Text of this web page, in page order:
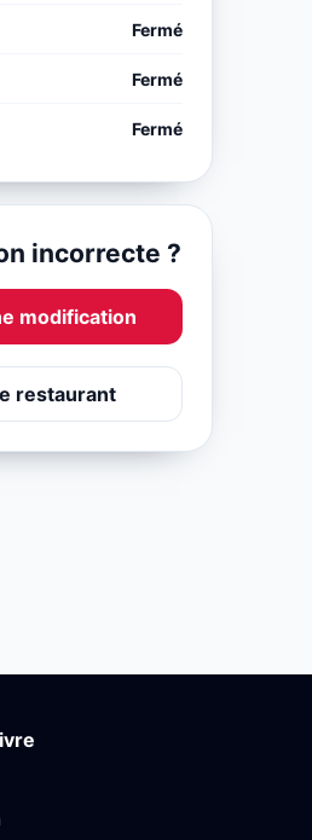
Fermé
Fermé
Fermé
incorrecte ?
modification
restaurant